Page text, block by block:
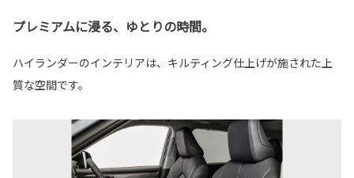
プレミアムに浸る、ゆとりの時間。
ハイランダーのインテリアは、キルティング仕上げが施された上
質な空間です。